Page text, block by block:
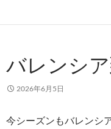
バレンシア
2026年6月5日
今シーズンもバレンシ